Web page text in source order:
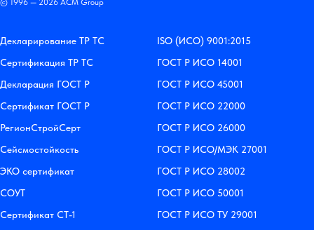
© 1996 — 2026 АСМ Group
Декларирование ТР ТС
Сертификация ТР ТС
Декларация ГОСТ Р
Сертификат ГОСТ Р
РегионСтройСерт
Сейсмостойкость
ЭКО сертификат
СОУТ
Сертификат СТ-1
ISO (ИСО) 9001:2015
ГОСТ Р ИСО 14001
ГОСТ Р ИСО 45001
ГОСТ Р ИСО 22000
ГОСТ Р ИСО 26000
ГОСТ Р ИСО/МЭК 27001
ГОСТ Р ИСО 28002
ГОСТ Р ИСО 50001
ГОСТ Р ИСО ТУ 29001